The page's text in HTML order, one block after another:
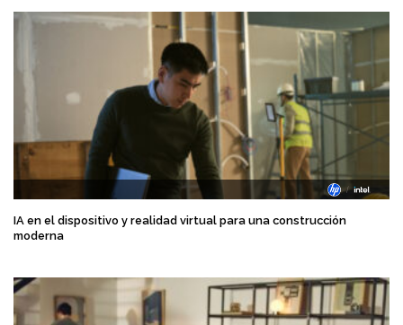
IA en el dispositivo y realidad virtual para una construcción
moderna